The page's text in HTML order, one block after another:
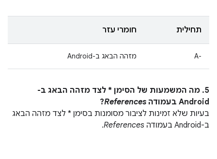
תחילית חומרי עזר
A-‎ מזהה הבאג ב-Android
5. מה המשמעות של הסימן * לצד מזהה הבאג ב-
Android בעמודה
References
?
בעיות שלא זמינות לציבור מסומנות בסימן * לצד מזהה הבאג
ב-Android בעמודה
References
.